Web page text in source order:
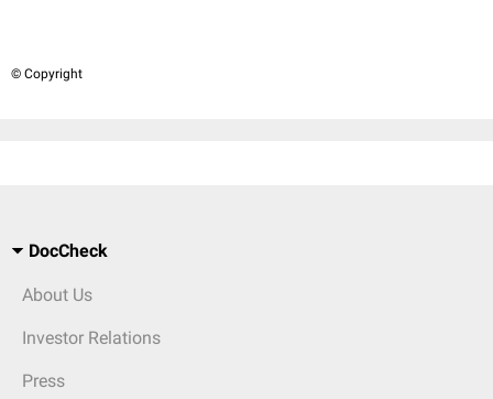
© Copyright
DocCheck
About Us
Investor Relations
Press